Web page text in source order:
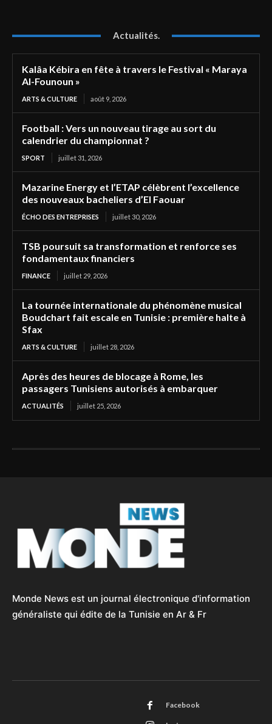
Actualités.
Kalâa Kébira en fête à travers le Festival « Maraya
Al-Founoun »
ARTS & CULTURE août 9, 2026
Football : Vers un nouveau tirage au sort du
calendrier du championnat ?
SPORT juillet 31, 2026
Mazarine Energy et l’ETAP célèbrent l’excellence
des nouveaux bacheliers d’El Faouar
ÉCHO DES ENTREPRISES juillet 30, 2026
TSB poursuit sa transformation et renforce ses
fondamentaux financiers
FINANCE juillet 29, 2026
La tournée internationale du phénomène musical
Boudchart fait escale en Tunisie : première halte à
Sfax
ARTS & CULTURE juillet 28, 2026
Après des heures de blocage à Rome, les
passagers Tunisiens autorisés à embarquer
ACTUALITÉS juillet 25, 2026
Monde News est un journal électronique d'information
généraliste qui édite de la Tunisie en Ar & Fr
Facebook